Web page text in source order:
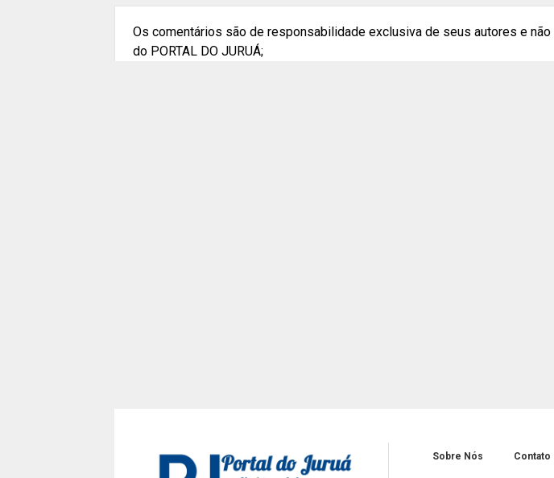
Os comentários são de responsabilidade exclusiva de seus autores e
do PORTAL DO JURUÁ;
Sobre Nós Contato